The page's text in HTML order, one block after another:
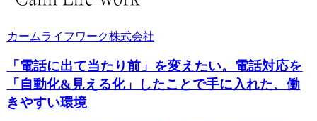
カームライフワーク株式会社
「電話に出て当たり前」を変えたい。電話対応を
「自動化&見える化」したことで手に入れた、働
きやすい環境